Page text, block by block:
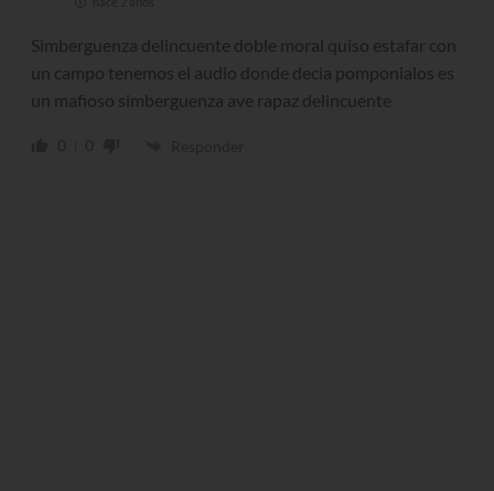
Simberguenza delincuente doble moral quiso estafar con
un campo tenemos el audio donde decia pomponialos es
un mafioso simberguenza ave rapaz delincuente